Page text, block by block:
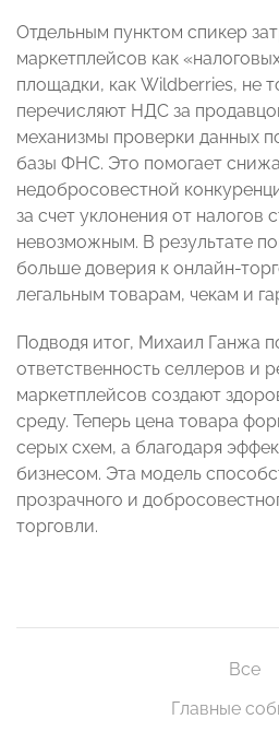
Отдельным пунктом спикер
маркетплейсов как
площадки, как Wildberries, не
перечисляют НДС за
механизмы проверки данных
базы ФНС. Это помогает
недобросовестной
за счет уклонения от налогов
невозможным. В результате
больше доверия к онлайн-
легальным товарам, чекам и
Подводя итог, Михаил Ганжа
ответственность селлеров и
маркетплейсов создают
среду. Теперь цена товара
серых схем, а благодаря
бизнесом. Эта модель
прозрачного и
торговли.
Все
Главные